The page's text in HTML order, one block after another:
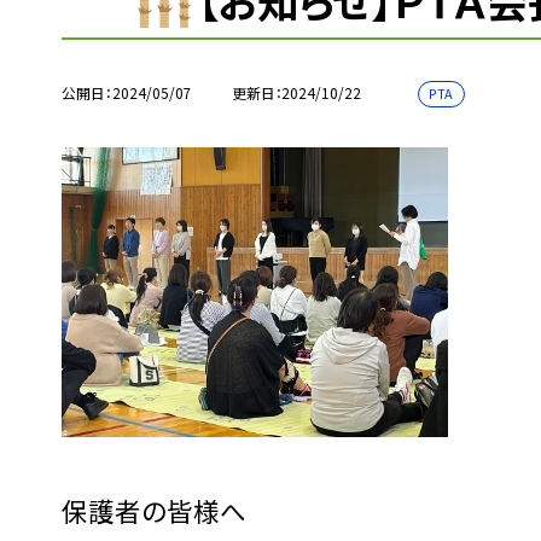
公開日 2024/05/07 更新日 2024/10/22 PTA
保護者の皆様へ